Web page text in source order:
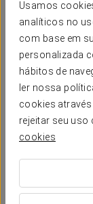
Usamos
analíticos no
com base em
personalizada
hábitos de
ler nossa
cookies
rejeitar seu uso
cookies